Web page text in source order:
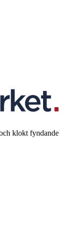
klokt fyndande